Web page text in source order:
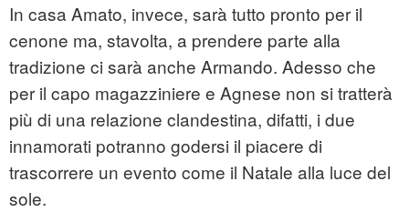
In casa Amato, invece, sarà tutto pronto per il
cenone ma, stavolta, a prendere parte alla
tradizione ci sarà anche Armando. Adesso che
per il capo magazziniere e Agnese non si tratterà
più di una relazione clandestina, difatti, i due
innamorati potranno godersi il piacere di
trascorrere un evento come il Natale alla luce del
sole.